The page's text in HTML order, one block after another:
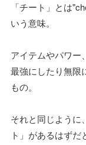
「チート」とは
いう意味。
アイテムやパワー
最強にしたり無限
もの。
それと同じように
ト」があるはずだ